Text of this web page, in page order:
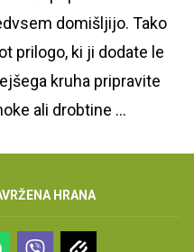
domišljijo. Tako
prilogo, ki ji dodate le
kruha pripravite
ali drobtine ...
HRANA